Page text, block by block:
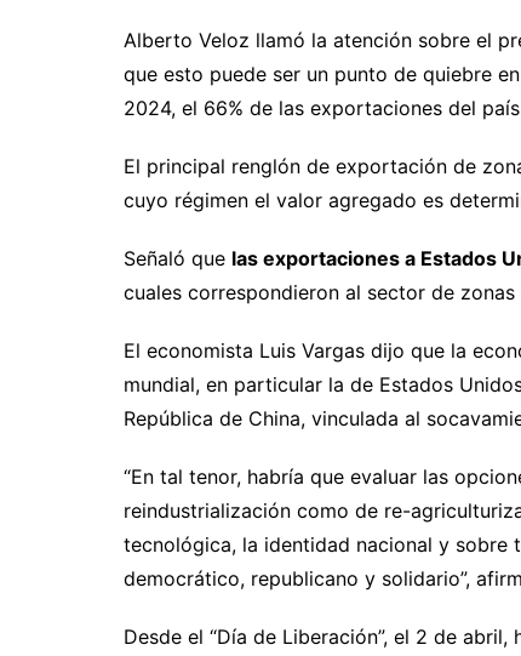
Alberto Veloz llamó la atención sobre el
que esto puede ser un punto de quiebre
2024, el 66% de las exportaciones del
El principal renglón de exportación de
cuyo régimen el valor agregado es
Señaló que las exportaciones a Estados
cuales correspondieron al sector de
El economista Luis Vargas dijo que la
mundial, en particular la de Estados
República de China, vinculada al
“En tal tenor, habría que evaluar las
reindustrialización como de re-
tecnológica, la identidad nacional y sobre
democrático, republicano y solidario”,
Desde el “Día de Liberación”, el 2 de